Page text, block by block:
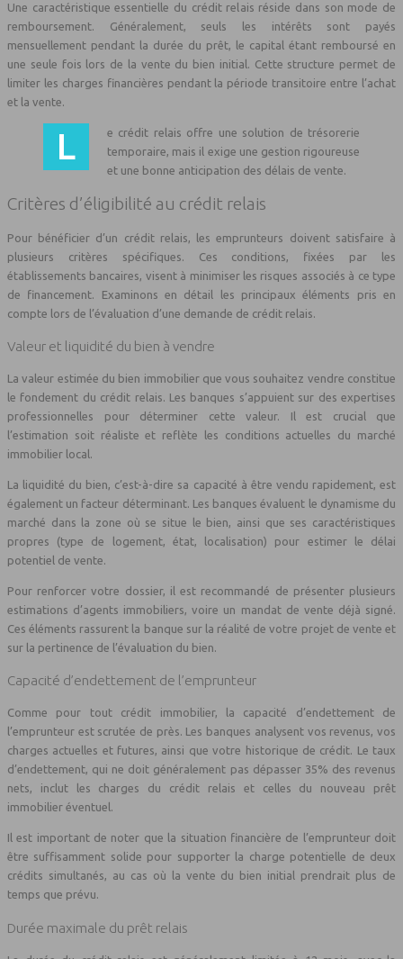
Une caractéristique essentielle du crédit relais réside dans son mode de
remboursement. Généralement, seuls les intérêts sont payés
mensuellement pendant la durée du prêt, le capital étant remboursé en
une seule fois lors de la vente du bien initial. Cette structure permet de
limiter les charges financières pendant la période transitoire entre l’achat
et la vente.
Le crédit relais offre une solution de trésorerie
temporaire, mais il exige une gestion rigoureuse
et une bonne anticipation des délais de vente.
Critères d’éligibilité au crédit relais
Pour bénéficier d’un crédit relais, les emprunteurs doivent satisfaire à
plusieurs critères spécifiques. Ces conditions, fixées par les
établissements bancaires, visent à minimiser les risques associés à ce type
de financement. Examinons en détail les principaux éléments pris en
compte lors de l’évaluation d’une demande de crédit relais.
Valeur et liquidité du bien à vendre
La valeur estimée du bien immobilier que vous souhaitez vendre constitue
le fondement du crédit relais. Les banques s’appuient sur des expertises
professionnelles pour déterminer cette valeur. Il est crucial que
l’estimation soit réaliste et reflète les conditions actuelles du marché
immobilier local.
La liquidité du bien, c’est-à-dire sa capacité à être vendu rapidement, est
également un facteur déterminant. Les banques évaluent le dynamisme du
marché dans la zone où se situe le bien, ainsi que ses caractéristiques
propres (type de logement, état, localisation) pour estimer le délai
potentiel de vente.
Pour renforcer votre dossier, il est recommandé de présenter plusieurs
estimations d’agents immobiliers, voire un mandat de vente déjà signé.
Ces éléments rassurent la banque sur la réalité de votre projet de vente et
sur la pertinence de l’évaluation du bien.
Capacité d’endettement de l’emprunteur
Comme pour tout crédit immobilier, la capacité d’endettement de
l’emprunteur est scrutée de près. Les banques analysent vos revenus, vos
charges actuelles et futures, ainsi que votre historique de crédit. Le taux
d’endettement, qui ne doit généralement pas dépasser 35% des revenus
nets, inclut les charges du crédit relais et celles du nouveau prêt
immobilier éventuel.
Il est important de noter que la situation financière de l’emprunteur doit
être suffisamment solide pour supporter la charge potentielle de deux
crédits simultanés, au cas où la vente du bien initial prendrait plus de
temps que prévu.
Durée maximale du prêt relais